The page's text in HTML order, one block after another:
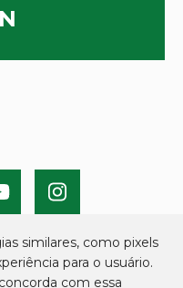
similares, como pixels
para o usuário.
com essa